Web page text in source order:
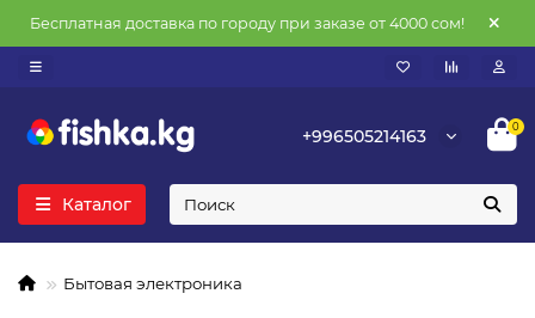
Бесплатная доставка по городу при заказе от 4000 сом!
+996505214163 0
Каталог
Бытовая электроника